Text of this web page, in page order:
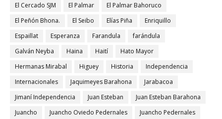
El Cercado SJM
El Palmar
El Palmar Bahoruco
El Peñón Bhona.
El Seibo Elías Piña
Enriquillo
Espaillat
Esperanza Farandula
farándula
Galván Neyba
Haina Haití
Hato Mayor
Hermanas Mirabal
Higuey Historia
Independencia
Internacionales
Jaquimeyes Barahona
Jarabacoa
Jimaní Independencia
Juan Esteban
Juan Esteban Barahona
Juancho
Juancho Oviedo Pedernales
Juancho Pedernales